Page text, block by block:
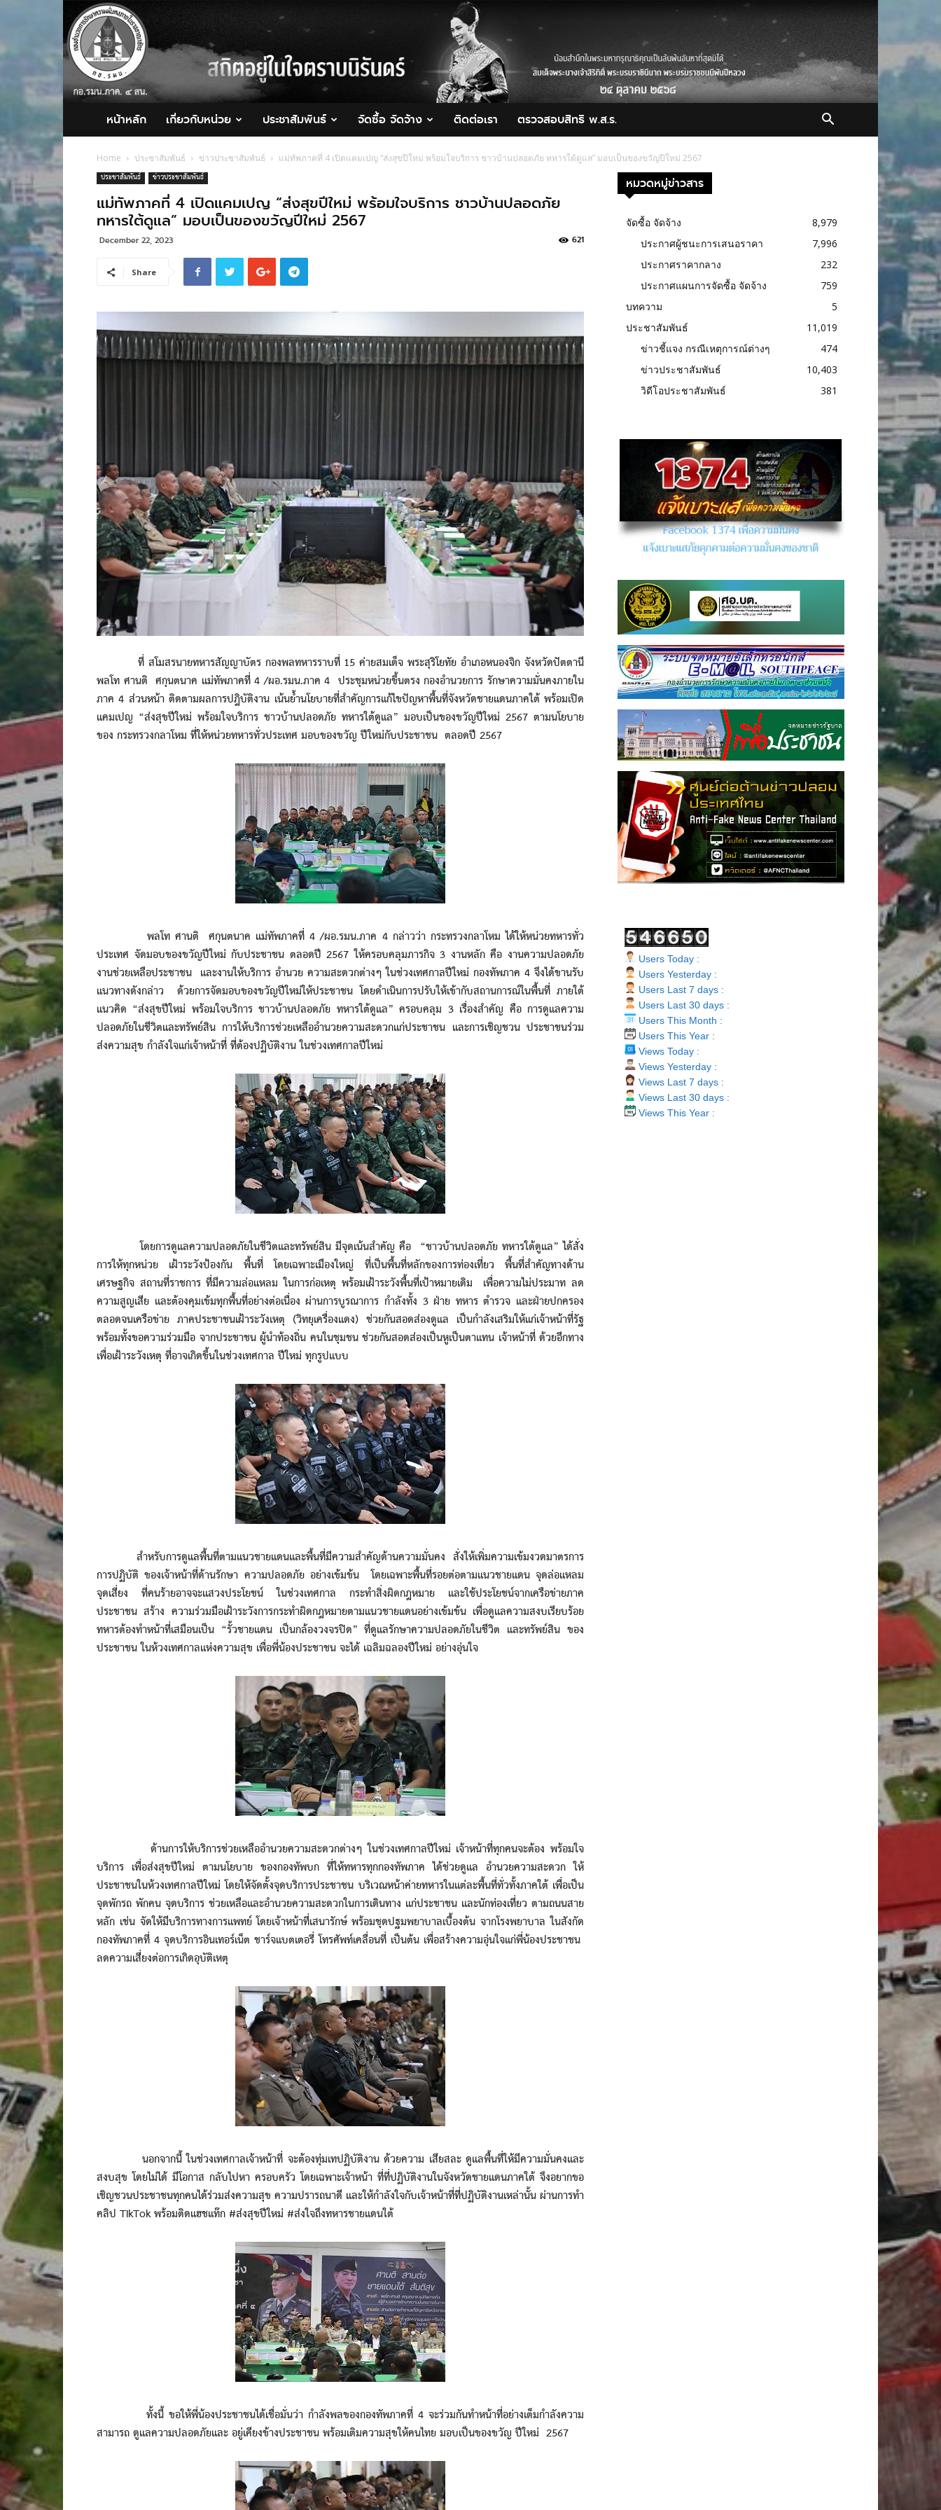
กอ.รมน.ภาค
4
สน.
หน้าหลัก เกี่ยวกับหน่วย ประชาสัมพันธ์ จัดซื้อ จัดจ้าง ติดต่อเรา ตรวจสอบสิทธิ พ.ส.ร.
Home ประชาสัมพันธ์ ข่าวประชาสัมพันธ์ แม่ทัพภาคที่ 4 เปิดแคมเปญ “ส่งสุขปีใหม่ พร้อมใจบริการ ชาวบ้านปลอดภัย ทหารใต้ดูแล” มอบเป็นของขวัญปีใหม่ 2567
ประชาสัมพันธ์ ข่าวประชาสัมพันธ์
แม่ทัพภาคที่ 4 เปิดแคมเปญ “ส่งสุขปีใหม่ พร้อมใจบริการ ชาวบ้านปลอดภัย
ทหารใต้ดูแล” มอบเป็นของขวัญปีใหม่ 2567
December 22, 2023 621
Share
ที่ สโมสรนายทหารสัญญาบัตร กองพลทหารราบที่ 15 ค่ายสมเด็จ พระสุริโยทัย อำเภอหนองจิก จังหวัดปัตตานี
พลโท ศานติ ศกุนตนาค แม่ทัพภาคที่ 4 /ผอ.รมน.ภาค 4 ประชุมหน่วยขึ้นตรง กองอำนวยการ รักษาความมั่นคงภายใน
ภาค 4 ส่วนหน้า ติดตามผลการปฎิบัติงาน เน้นย้ำนโยบายที่สำคัญการแก้ไขปัญหาพื้นที่จังหวัดชายแดนภาคใต้ พร้อมเปิด
แคมเปญ “ส่งสุขปีใหม่ พร้อมใจบริการ ชาวบ้านปลอดภัย ทหารใต้ดูแล” มอบเป็นของขวัญปีใหม่ 2567 ตามนโยบาย
ของ กระทรวงกลาโหม ที่ให้หน่วยทหารทั่วประเทศ มอบของขวัญ ปีใหม่กับประชาชน ตลอดปี 2567
พลโท ศานติ ศกุนตนาค แม่ทัพภาคที่ 4 /ผอ.รมน.ภาค 4 กล่าวว่า กระทรวงกลาโหม ได้ให้หน่วยทหารทั่ว
ประเทศ จัดมอบของขวัญปีใหม่ กับประชาชน ตลอดปี 2567 ให้ครอบคลุมภารกิจ 3 งานหลัก คือ งานความปลอดภัย
งานช่วยเหลือประชาชน และงานให้บริการ อำนวย ความสะดวกต่างๆ ในช่วงเทศกาลปีใหม่ กองทัพภาค 4 จึงได้ขานรับ
แนวทางดังกล่าว ด้วยการจัดมอบของขวัญปีใหม่ให้ประชาชน โดยดำเนินการปรับให้เข้ากับสถานการณ์ในพื้นที่ ภายใต้
แนวคิด “ส่งสุขปีใหม่ พร้อมใจบริการ ชาวบ้านปลอดภัย ทหารใต้ดูแล” ครอบคลุม 3 เรื่องสำคัญ คือ การดูแลความ
ปลอดภัยในชีวิตและทรัพย์สิน การให้บริการช่วยเหลืออำนวยความสะดวกแก่ประชาชน และการเชิญชวน ประชาชนร่วม
ส่งความสุข กำลังใจแก่เจ้าหน้าที่ ที่ต้องปฏิบัติงาน ในช่วงเทศกาลปีใหม่
โดยการดูแลความปลอดภัยในชีวิตและทรัพย์สิน มีจุดเน้นสำคัญ คือ “ชาวบ้านปลอดภัย ทหารใต้ดูแล” ได้สั่ง
การให้ทุกหน่วย เฝ้าระวังป้องกัน พื้นที่ โดยเฉพาะเมืองใหญ่ ที่เป็นพื้นที่หลักของการท่องเที่ยว พื้นที่สำคัญทางด้าน
เศรษฐกิจ สถานที่ราชการ ที่มีความล่อแหลม ในการก่อเหตุ พร้อมเฝ้าระวังพื้นที่เป้าหมายเดิม เพื่อความไม่ประมาท ลด
ความสูญเสีย และต้องคุมเข้มทุกพื้นที่อย่างต่อเนื่อง ผ่านการบูรณาการ กำลังทั้ง 3 ฝ่าย ทหาร ตำรวจ และฝ่ายปกครอง
ตลอดจนเครือข่าย ภาคประชาชนเฝ้าระวังเหตุ (วิทยุเครื่องแดง) ช่วยกันสอดส่องดูแล เป็นกำลังเสริมให้แก่เจ้าหน้าที่รัฐ
พร้อมทั้งขอความร่วมมือ จากประชาชน ผู้นำท้องถิ่น คนในชุมชน ช่วยกันสอดส่องเป็นหูเป็นตาแทน เจ้าหน้าที่ ด้วยอีกทาง
เพื่อเฝ้าระวังเหตุ ที่อาจเกิดขึ้นในช่วงเทศกาล ปีใหม่ ทุกรูปแบบ
สำหรับการดูแลพื้นที่ตามแนวชายแดนและพื้นที่มีความสำคัญด้านความมั่นคง สั่งให้เพิ่มความเข้มงวดมาตรการ
การปฏิบัติ ของเจ้าหน้าที่ด้านรักษา ความปลอดภัย อย่างเข้มข้น โดยเฉพาะพื้นที่รอยต่อตามแนวชายแดน จุดล่อแหลม
จุดเสี่ยง ที่คนร้ายอาจจะแสวงประโยชน์ ในช่วงเทศกาล กระทำสิ่งผิดกฎหมาย และใช้ประโยชน์จากเครือข่ายภาค
ประชาชน สร้าง ความร่วมมือเฝ้าระวังการกระทำผิดกฎหมายตามแนวชายแดนอย่างเข้มข้น เพื่อดูแลความสงบเรียบร้อย
ทหารต้องทำหน้าที่เสมือนเป็น “รั้วชายแดน เป็นกล้องวงจรปิด” ที่ดูแลรักษาความปลอดภัยในชีวิต และทรัพย์สิน ของ
ประชาชน ในห้วงเทศกาลแห่งความสุข เพื่อพี่น้องประชาชน จะได้ เฉลิมฉลองปีใหม่ อย่างอุ่นใจ
ด้านการให้บริการช่วยเหลืออำนวยความสะดวกต่างๆ ในช่วงเทศกาลปีใหม่ เจ้าหน้าที่ทุกคนจะต้อง พร้อมใจ
บริการ เพื่อส่งสุขปีใหม่ ตามนโยบาย ของกองทัพบก ที่ให้ทหารทุกกองทัพภาค ได้ช่วยดูแล อำนวยความสะดวก ให้
ประชาชนในห้วงเทศกาลปีใหม่ โดยให้จัดตั้งจุดบริการประชาชน บริเวณหน้าค่ายทหารในแต่ละพื้นที่ทั่วทั้งภาคใต้ เพื่อเป็น
จุดพักรถ พักคน จุดบริการ ช่วยเหลือและอำนวยความสะดวกในการเดินทาง แก่ประชาชน และนักท่องเที่ยว ตามถนนสาย
หลัก เช่น จัดให้มีบริการทางการแพทย์ โดยเจ้าหน้าที่เสนารักษ์ พร้อมชุดปฐมพยาบาลเบื้องต้น จากโรงพยาบาล ในสังกัด
กองทัพภาคที่ 4 จุดบริการอินเทอร์เน็ต ชาร์จแบตเตอรี่ โทรศัพท์เคลื่อนที่ เป็นต้น เพื่อสร้างความอุ่นใจแก่พี่น้องประชาชน
ลดความเสี่่ยงต่อการเกิดอุบัติเหตุ
นอกจากนี้ ในช่วงเทศกาลเจ้าหน้าที่ จะต้องทุ่มเทปฏิบัติงาน ด้วยความ เสียสละ ดูแลพื้นที่ให้มีความมั่นคงและ
สงบสุข โดยไม่ได้ มีโอกาส กลับไปหา ครอบครัว โดยเฉพาะเจ้าหน้า ที่ที่ปฏิบัติงานในจังหวัดชายแดนภาคใต้ จึงอยากขอ
เชิญชวนประชาชนทุกคนได้ร่วมส่งความสุข ความปรารถนาดี และให้กำลังใจกับเจ้าหน้าที่ที่ปฏิบัติงานเหล่านั้น ผ่านการทำ
คลิป TikTok พร้อมติดแฮชแท๊ก #ส่งสุขปีใหม่ #ส่งใจถึงทหารชายแดนใต้
ทั้งนี้ ขอให้พี่น้องประชาชนได้เชื่อมั่นว่า กำลังพลของกองทัพภาคที่ 4 จะร่วมกันทำหน้าที่อย่างเต็มกำลังความ
สามารถ ดูแลความปลอดภัยและ อยู่เคียงข้างประชาชน พร้อมเติมความสุขให้คนไทย มอบเป็นของขวัญ ปีใหม่ 2567
หมวดหมู่ข่าวสาร
จัดซื้อ จัดจ้าง
8,979
ประกาศผู้ชนะการเสนอราคา
7,996
ประกาศราคากลาง
232
ประกาศแผนการจัดซื้อ จัดจ้าง
759
บทความ
5
ประชาสัมพันธ์
11,019
ข่าวชี้แจง กรณีเหตุการณ์ต่างๆ
474
ข่าวประชาสัมพันธ์
10,403
วิดีโอประชาสัมพันธ์
381
Users Today :
Users Yesterday :
Users Last 7 days :
Users Last 30 days :
Users This Month :
Users This Year :
Views Today :
Views Yesterday :
Views Last 7 days :
Views Last 30 days :
Views This Year :